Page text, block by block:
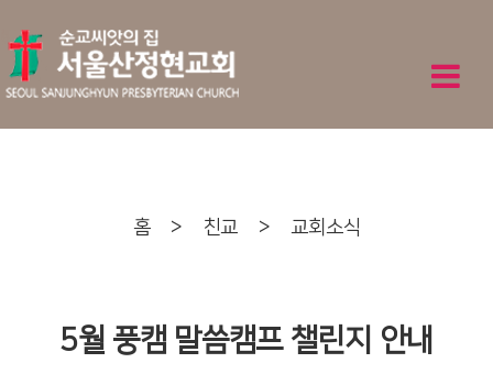
홈 > 친교 > 교회소식
5월 풍캠 말씀캠프 챌린지 안내